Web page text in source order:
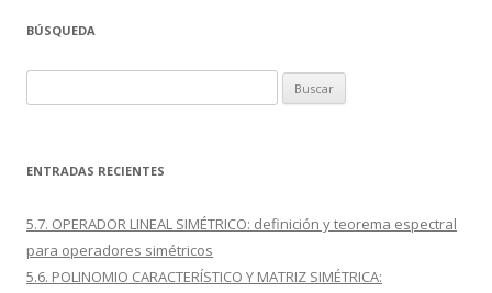
BÚSQUEDA
ENTRADAS RECIENTES
5.7. OPERADOR LINEAL SIMÉTRICO: definición y teorema espectral
para operadores simétricos
5.6. POLINOMIO CARACTERÍSTICO Y MATRIZ SIMÉTRICA: